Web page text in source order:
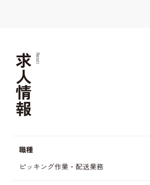
求人情報 Recruit
職種
ピッキング作業・配送業務